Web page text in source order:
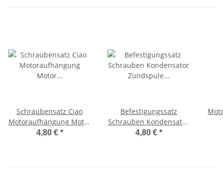
Schraubensatz Ciao
Motoraufhängung Motor
Befestigungssatz Bravo,
4,80 € *
Befestigungssatz
Schrauben Kondensator
Zündspule Lichtspule
4,80 € *